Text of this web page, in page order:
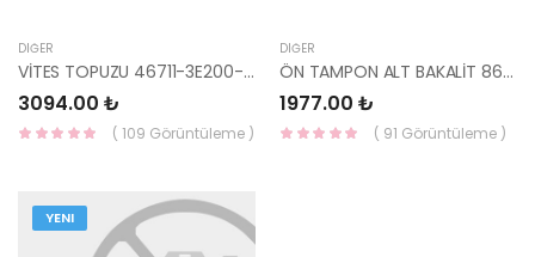
DIĞER
VİTES TOPUZU 46711-3E200-MOBIS
3094.00 ₺
( 109 Görüntüleme )
DIĞER
ÖN TAMPON ALT BAKALİT 86591-H8AA0-MOBIS
1977.00 ₺
( 91 Görüntüleme )
YENI